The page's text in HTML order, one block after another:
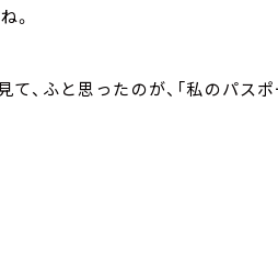
。
、ふと思ったのが、「私のパスポ